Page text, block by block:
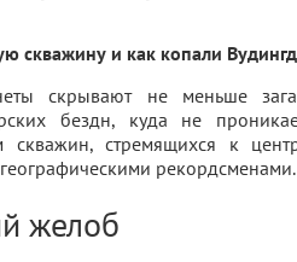
скважину и как копали
скрывают не меньше
бездн, куда не
скважин, стремящихся к
желоб